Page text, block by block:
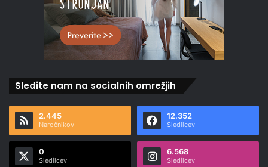
Sledite nam na socialnih omrežjih
2.445
Naročnikov
12.352
Sledilcev
0
Sledilcev
6.568
Sledilcev